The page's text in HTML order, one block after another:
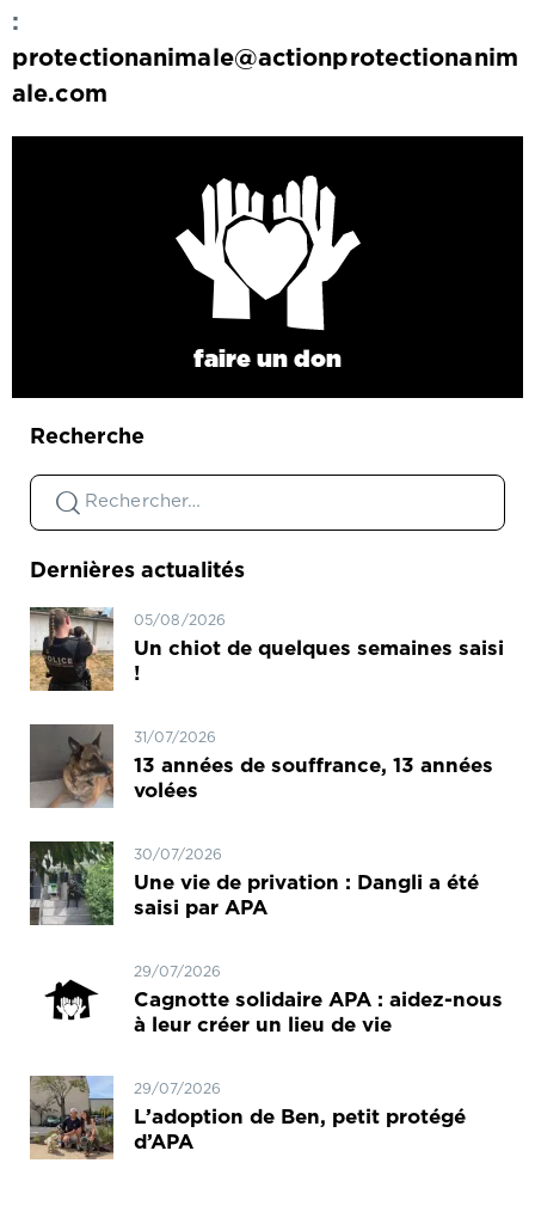
:
protectionanimale@actionprotectionanim
ale.com
faire un don
Recherche
Dernières actualités
05/08/2026
Un chiot de quelques semaines saisi
!
31/07/2026
13 années de souffrance, 13 années
volées
30/07/2026
Une vie de privation : Dangli a été
saisi par APA
29/07/2026
Cagnotte solidaire APA : aidez-nous
à leur créer un lieu de vie
29/07/2026
L’adoption de Ben, petit protégé
d’APA